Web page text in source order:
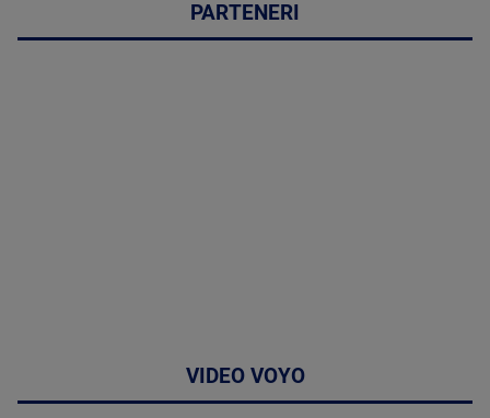
PARTENERI
VIDEO VOYO